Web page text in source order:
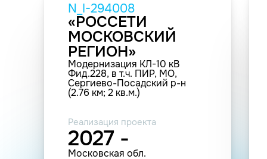
N_I-294008
«РОССЕТИ
МОСКОВСКИЙ
РЕГИОН»
Модернизация КЛ-10 кВ
Фид.228, в т.ч. ПИР, МО,
Сергиево-Посадский р-н
(2.76 км; 2 кв.м.)
Реализация проекта
2027 -
Московская обл.